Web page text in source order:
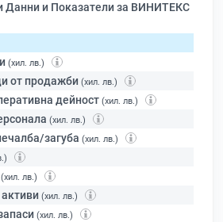
Данни и Показатели за ВИНИТЕКС
(хил. лв.)
от продажби (хил. лв.)
дейност (хил. лв.)
(хил. лв.)
загуба (хил. лв.)
(хил. лв.)
(хил. лв.)
(хил. лв.)